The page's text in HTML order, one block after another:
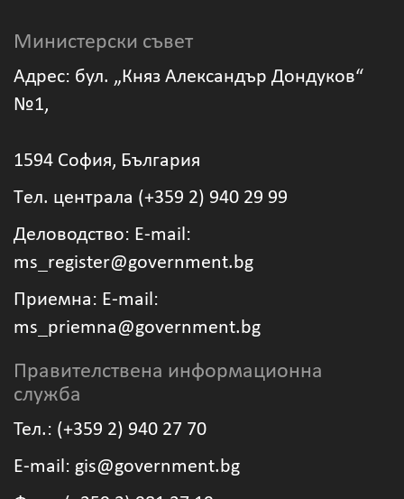
Министерски съвет
Адрес: бул. „Княз Александър Дондуков“
№1,
1594 София, България
Tел. централа (+359 2) 940 29 99
Деловодство: Е-mail:
ms_register@government.bg
Приемна: Е-mail:
ms_priemna@government.bg
Правителствена информационна
служба
Тел.: (+359 2) 940 27 70
Е-mail: gis@government.bg